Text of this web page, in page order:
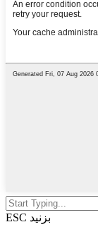
ESC بزنید